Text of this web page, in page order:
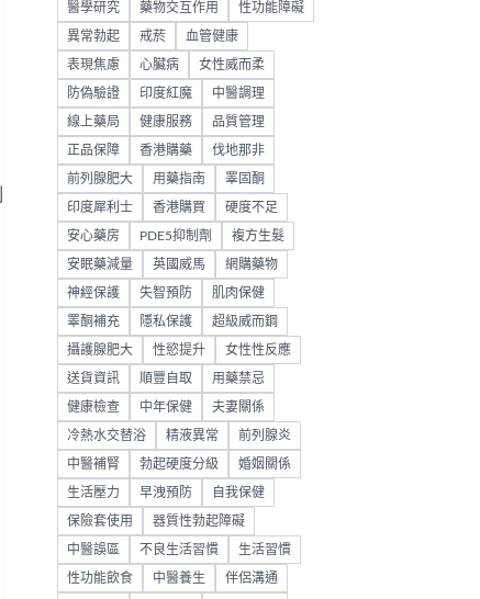
醫學研究 藥物交互作用 性功能障礙
異常勃起 戒菸 血管健康
表現焦慮 心臟病 女性威而柔
防偽驗證 印度紅魔 中醫調理
線上藥局 健康服務 品質管理
正品保障 香港購藥 伐地那非
前列腺肥大 用藥指南 睪固酮
印度犀利士 香港購買 硬度不足
安心藥房 PDE5抑制劑 複方生髮
安眠藥減量 英國威馬 網購藥物
神經保護 失智預防 肌肉保健
睪酮補充 隱私保護 超級威而鋼
攝護腺肥大 性慾提升 女性性反應
送貨資訊 順豐自取 用藥禁忌
健康檢查 中年保健 夫妻關係
冷熱水交替浴 精液異常 前列腺炎
中醫補腎 勃起硬度分級 婚姻關係
生活壓力 早洩預防 自我保健
保險套使用 器質性勃起障礙
中醫誤區 不良生活習慣 生活習慣
性功能飲食 中醫養生 伴侶溝通